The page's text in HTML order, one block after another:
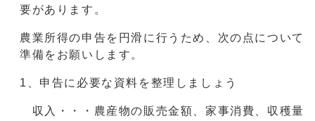
要があります。
農業所得の申告を円滑に行うため、次の点について
準備をお願いします。
1、申告に必要な資料を整理しましょう
収入・・・農産物の販売金額、家事消費、収穫量